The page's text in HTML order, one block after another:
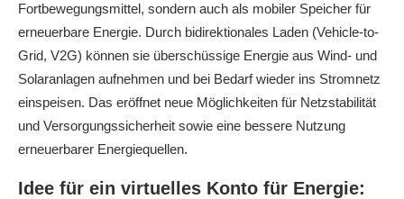
Fortbewegungsmittel, sondern auch als mobiler Speicher für
erneuerbare Energie. Durch bidirektionales Laden (Vehicle-to-
Grid, V2G) können sie überschüssige Energie aus Wind- und
Solaranlagen aufnehmen und bei Bedarf wieder ins Stromnetz
einspeisen. Das eröffnet neue Möglichkeiten für Netzstabilität
und Versorgungssicherheit sowie eine bessere Nutzung
erneuerbarer Energiequellen.
Idee für ein virtuelles Konto für Energie: